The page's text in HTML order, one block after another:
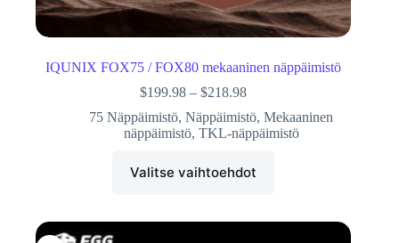
IQUNIX FOX75 / FOX80 mekaaninen näppäimistö
$199.98 – $218.98
75 Näppäimistö,Näppäimistö,Mekaaninen
näppäimistö, TKL-näppäimistö
Valitse vaihtoehdot